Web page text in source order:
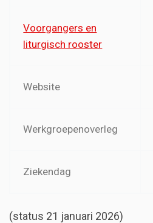
Voorgangers en
liturgisch rooster
Website
Werkgroepenoverleg
Ziekendag
(status 21 januari 2026)